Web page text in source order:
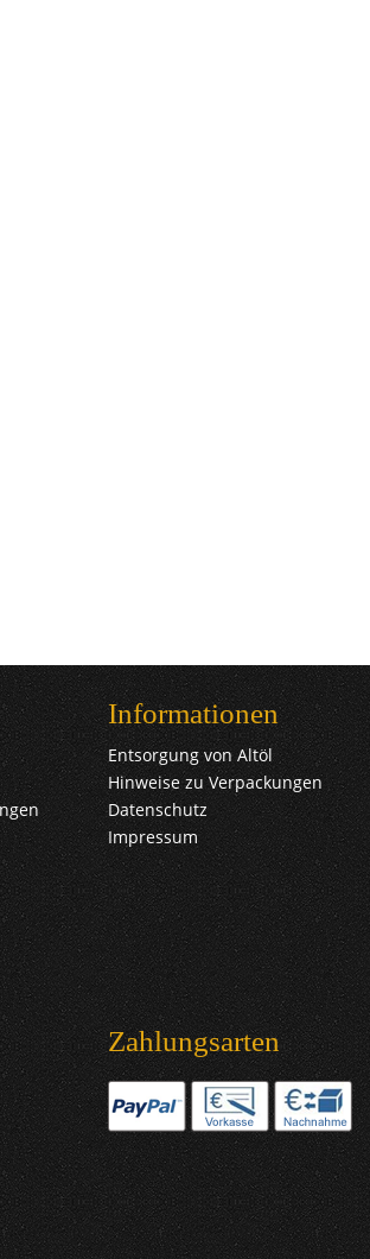
Informationen
Entsorgung von Altöl
Hinweise zu Verpackungen
Datenschutz
Impressum
Zahlungsarten